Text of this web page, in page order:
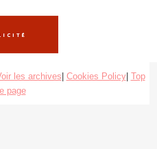
les archives Cookies Policy| Top
page